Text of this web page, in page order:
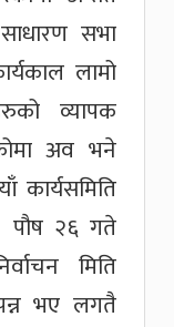
सभा
लामो
व्यापक
अव भने
कार्यसमिति
पौष २६ गते
मिति
भए लगतै